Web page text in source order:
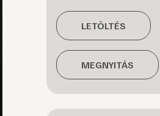
LETÖLTÉS
MEGNYITÁS